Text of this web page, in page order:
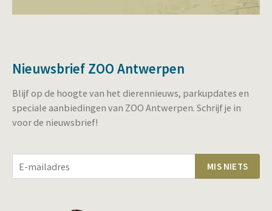
Nieuwsbrief ZOO Antwerpen
Blijf op de hoogte van het dierennieuws, parkupdates en
speciale aanbiedingen van ZOO Antwerpen. Schrijf je in
voor de nieuwsbrief!
MIS NIETS